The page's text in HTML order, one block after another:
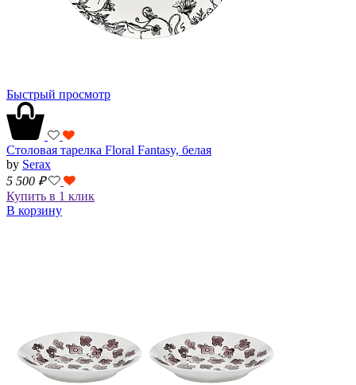
Быстрый просмотр
Столовая тарелка Floral Fantasy, белая
by Serax
5 500 ₽
Купить в 1 клик
В корзину